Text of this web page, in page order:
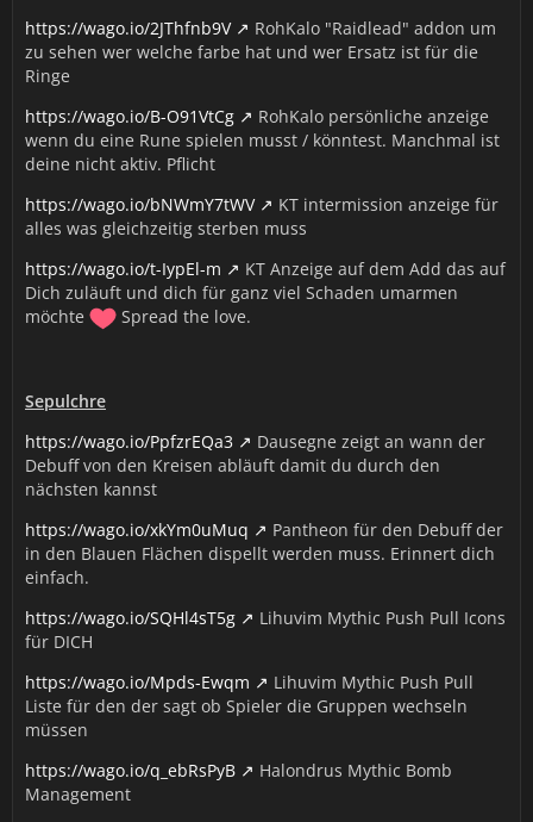
https://wago.io/2JThfnb9V
RohKalo "Raidlead" addon um
zu sehen wer welche farbe hat und wer Ersatz ist für die
Ringe
https://wago.io/B-O91VtCg
RohKalo persönliche anzeige
wenn du eine Rune spielen musst / könntest. Manchmal ist
deine nicht aktiv. Pflicht
https://wago.io/bNWmY7tWV
KT intermission anzeige für
alles was gleichzeitig sterben muss
https://wago.io/t-IypEl-m
KT Anzeige auf dem Add das auf
Dich zuläuft und dich für ganz viel Schaden umarmen
möchte
Spread the love.
Sepulchre
https://wago.io/PpfzrEQa3
Dausegne zeigt an wann der
Debuff von den Kreisen abläuft damit du durch den
nächsten kannst
https://wago.io/xkYm0uMuq
Pantheon für den Debuff der
in den Blauen Flächen dispellt werden muss. Erinnert dich
einfach.
https://wago.io/SQHl4sT5g
Lihuvim Mythic Push Pull Icons
für DICH
https://wago.io/Mpds-Ewqm
Lihuvim Mythic Push Pull
Liste für den der sagt ob Spieler die Gruppen wechseln
müssen
https://wago.io/q_ebRsPyB
Halondrus Mythic Bomb
Management